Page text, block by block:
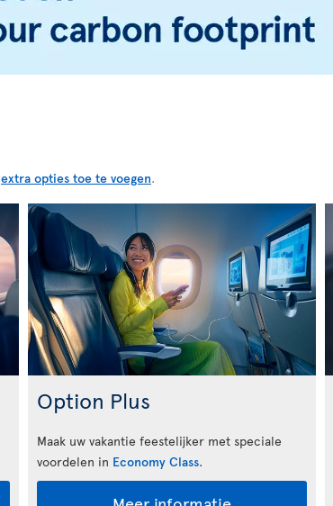
extra opties toe te voegen.
Option Plus
Maak uw vakantie feestelijker met speciale
voordelen in Economy Class.